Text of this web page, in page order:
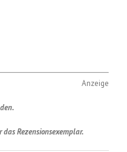
Anzeige
das Rezensionsexemplar.